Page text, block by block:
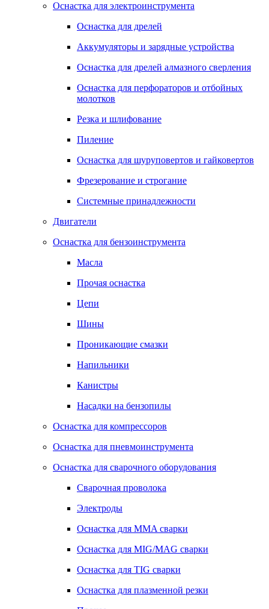
Оснастка для электроинструмента
Оснастка для дрелей
Аккумуляторы и зарядные устройства
Оснастка для дрелей алмазного сверления
Оснастка для перфораторов и отбойных
молотков
Резка и шлифование
Пиление
Оснастка для шуруповертов и гайковертов
Фрезерование и строгание
Системные принадлежности
Двигатели
Оснастка для бензоинструмента
Масла
Прочая оснастка
Цепи
Шины
Проникающие смазки
Напильники
Канистры
Насадки на бензопилы
Оснастка для компрессоров
Оснастка для пневмоинструмента
Оснастка для сварочного оборудования
Сварочная проволока
Электроды
Оснастка для MMA сварки
Оснастка для MIG/MAG сварки
Оснастка для TIG сварки
Оснастка для плазменной резки